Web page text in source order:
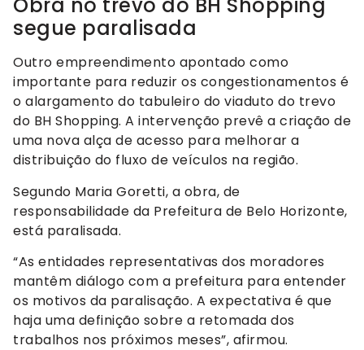
Obra no trevo do BH Shopping
segue paralisada
Outro empreendimento apontado como
importante para reduzir os congestionamentos é
o alargamento do tabuleiro do viaduto do trevo
do BH Shopping. A intervenção prevê a criação de
uma nova alça de acesso para melhorar a
distribuição do fluxo de veículos na região.
Segundo Maria Goretti, a obra, de
responsabilidade da Prefeitura de Belo Horizonte,
está paralisada.
“As entidades representativas dos moradores
mantêm diálogo com a prefeitura para entender
os motivos da paralisação. A expectativa é que
haja uma definição sobre a retomada dos
trabalhos nos próximos meses”, afirmou.